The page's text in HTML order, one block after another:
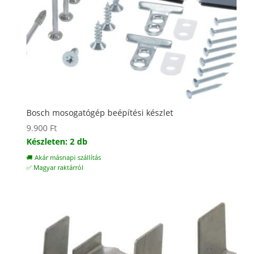
Bosch mosogatógép beépítési készlet
9.900 Ft
Készleten: 2 db
🚚 Akár másnapi szállítás
✅ Magyar raktárról